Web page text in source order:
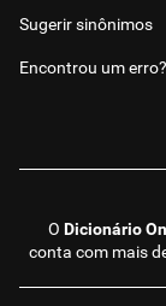
O Dicionário
conta com mais
Sugerir sinônimos
Encontrou um erro?